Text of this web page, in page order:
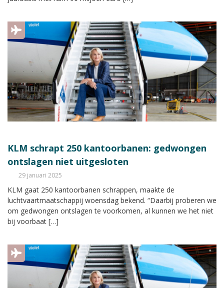
KLM schrapt 250 kantoorbanen: gedwongen
ontslagen niet uitgesloten
29 januari 2025
KLM gaat 250 kantoorbanen schrappen, maakte de
luchtvaartmaatschappij woensdag bekend. “Daarbij proberen we
om gedwongen ontslagen te voorkomen, al kunnen we het niet
bij voorbaat […]